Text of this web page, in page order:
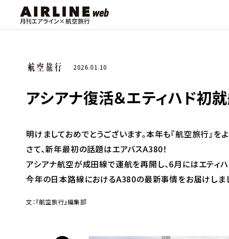
2026.01.10
アシアナ復活＆エティハド初
明けましておめでとうございます。本年も『航空旅行』を
さて、新年最初の話題はエアバスA380！
アシアナ航空が成田線で運航を再開し、6月にはエティ
今年の日本路線におけるA380の最新事情をお届けしまし
文：『航空旅行』編集部